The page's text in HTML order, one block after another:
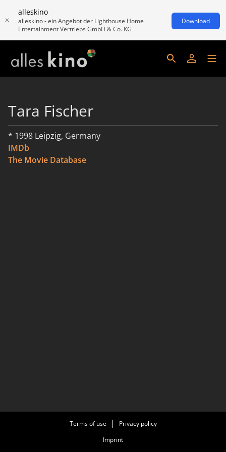
alleskino
alleskino - ein Angebot der Lighthouse Home
Entertainment Vertriebs GmbH & Co. KG
Download
Tara Fischer
* 1998 Leipzig, Germany
IMDb
The Movie Database
Terms of use
Privacy policy
Imprint